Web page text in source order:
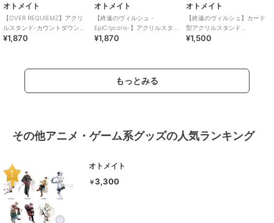
オトメイト
【OVER REQUIEMZ】アクリ
ルスタンド-カウントダウン
ver-(全5種)
¥1,870
オトメイト
【終遠のヴィルシュ -
EpiC:lycoris-】アクリルスタン
ド(全15種)
¥1,870
オトメイト
【終遠のヴィルシュ】カード
型アクリルスタンド
(Reproduce)（ランダム全6
¥1,500
もっとみる
その他アニメ・ゲーム系グッズの人気ランキング
オトメイト
￥3,300